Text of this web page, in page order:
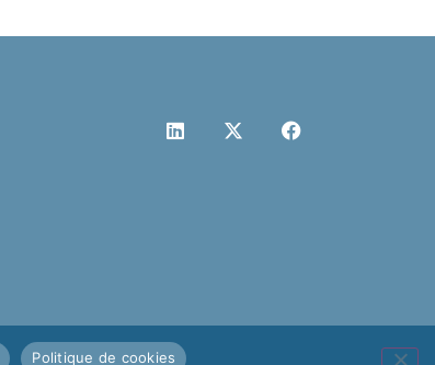
Politique de cookies